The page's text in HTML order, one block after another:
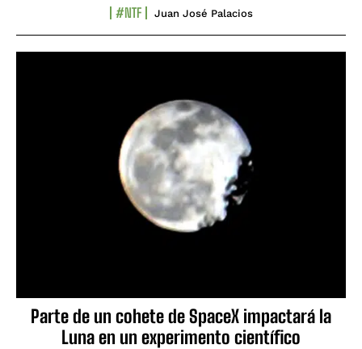
#NTF Juan José Palacios
Parte de un cohete de SpaceX impactará la
Luna en un experimento científico